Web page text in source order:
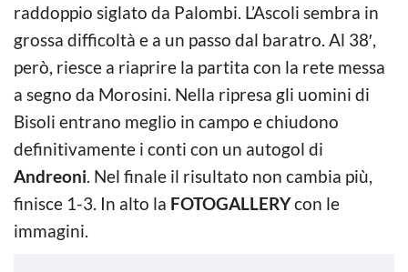
raddoppio siglato da Palombi. L’Ascoli sembra in
grossa difficoltà e a un passo dal baratro. Al 38′,
però, riesce a riaprire la partita con la rete messa
a segno da Morosini. Nella ripresa gli uomini di
Bisoli entrano meglio in campo e chiudono
definitivamente i conti con un autogol di
Andreoni. Nel finale il risultato non cambia più,
finisce 1-3. In alto la FOTOGALLERYcon le
immagini.